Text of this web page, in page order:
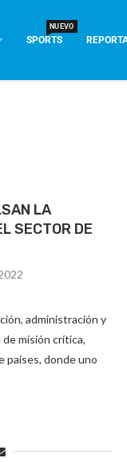
SPORTS
NUEVO
LA
SECTOR DE
administración y
misión crítica,
países, donde uno